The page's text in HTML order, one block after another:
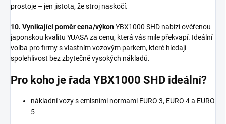
prostoje – jen jistota, že stroj naskočí.
10. Vynikající poměr cena/výkonYBX1000 SHD nabízí ověřenou
japonskou kvalitu YUASA za cenu, která vás mile překvapí. Ideální
volba pro firmy s vlastním vozovým parkem, které hledají
spolehlivost bez zbytečně vysokých nákladů.
Pro koho je řada YBX1000 SHD ideální?
nákladní vozy s emisními normami EURO 3, EURO 4 a EURO
5